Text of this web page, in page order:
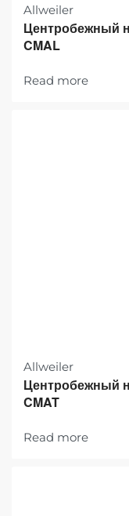
Allweiler
Центробежный
CMAL
Read more
Allweiler
Центробежный
CMAT
Read more